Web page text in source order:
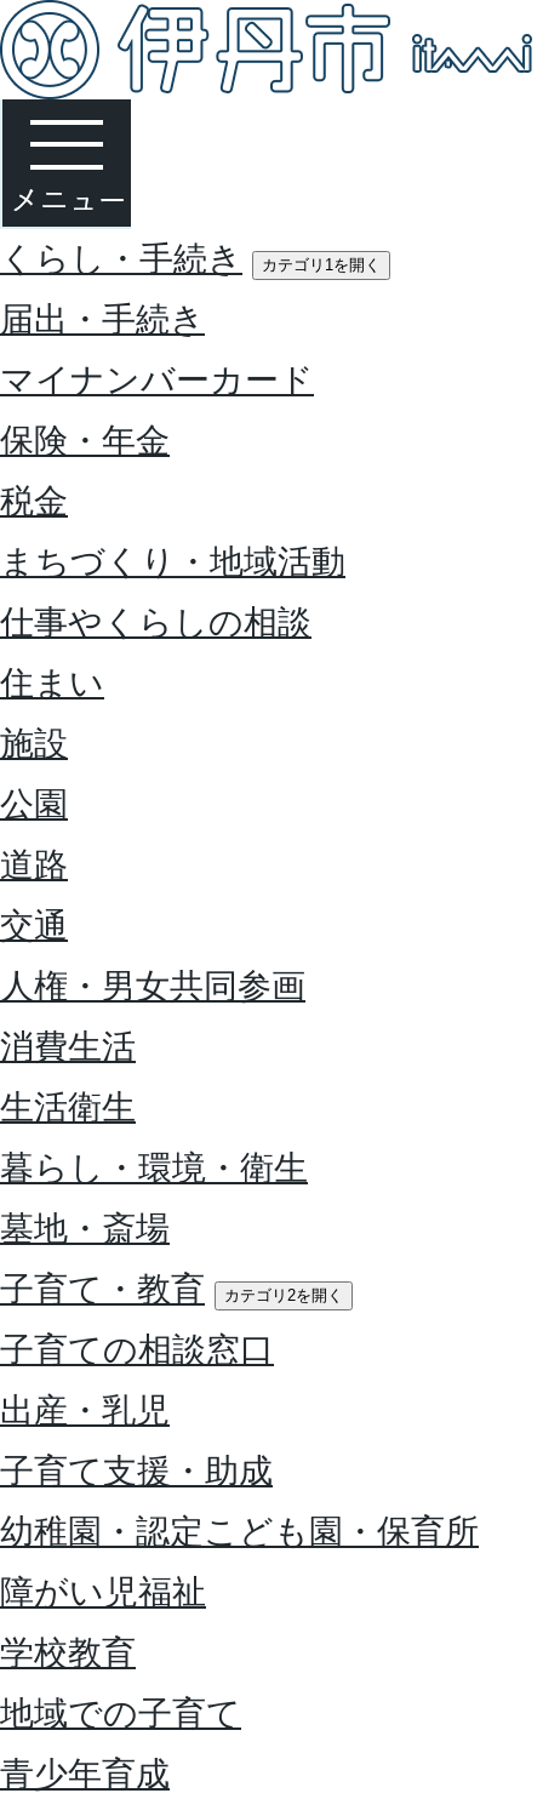
くらし・手続き カテゴリ1を開く
届出・手続き
マイナンバーカード
保険・年金
税金
まちづくり・地域活動
仕事やくらしの相談
住まい
施設
公園
道路
交通
人権・男女共同参画
消費生活
生活衛生
暮らし・環境・衛生
墓地・斎場
子育て・教育
カテゴリ2を開く
子育ての相談窓口
出産・乳児
子育て支援・助成
幼稚園・認定こども園・保育所
障がい児福祉
学校教育
地域での子育て
青少年育成